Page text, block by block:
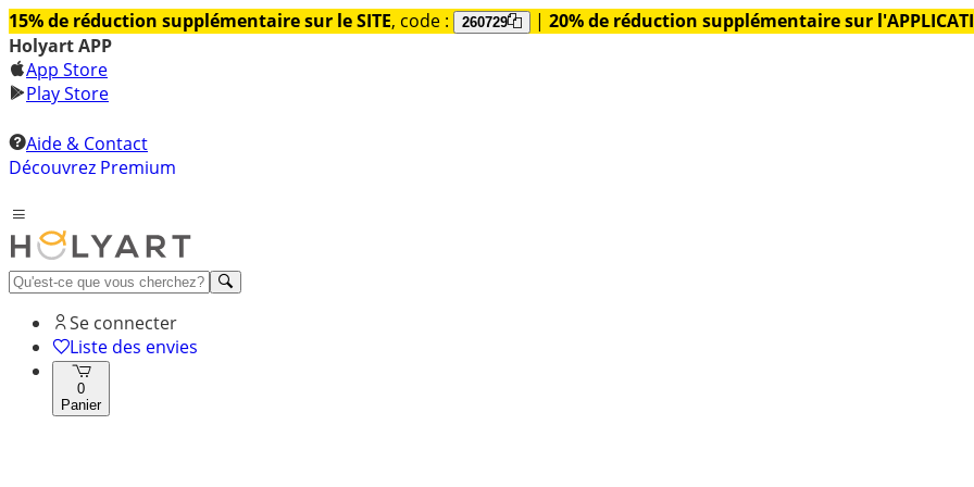
15% de réduction supplémentaire sur le SITE, code : 260729 | 20% de réduction supplémentaire sur
Holyart APP
App Store
Play Store
Aide & Contact
Découvrez Premium
Se connecter
Liste des envies
0
Panier